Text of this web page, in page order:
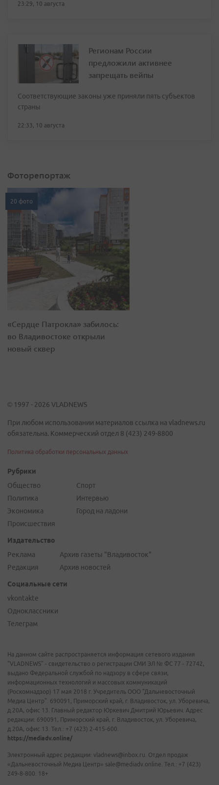
23:29, 10 августа
Регионам России
предложили активнее
запрещать вейпы
Соответствующие законы уже приняли пять субъектов
страны
22:33, 10 августа
Фоторепортаж
20 фото
«Сердце Патрокла» забилось:
во Владивостоке открыли
новый сквер
© 1997 - 2026 VLADNEWS
При любом использовании материалов ссылка на vladnews.ru
обязательна. Коммерческий отдел 8 (423) 249-8800
Политика обработки персональных данных
Рубрики
Общество
Политика
Экономика
Происшествия
Спорт
Интервью
Город на ладони
Издательство
Реклама
Редакция
Архив газеты "Владивосток"
Архив новостей
Социальные сети
vkontakte
Одноклассники
Телеграм
На данном сайте распространяется информация сетевого издания
"VLADNEWS" - свидетельство о регистрации СМИ ЭЛ № ФС 77 - 72742,
выдано Федеральной службой по надзору в сфере связи,
информационных технологий и массовых коммуникаций
(Роскомнадзор) 17 мая 2018 г. Учредитель ООО "Дальневосточный
Медиа Центр". 690091, Приморский край, г. Владивосток, ул. Уборевича,
д.20А, офис 13. Главный редактор Юркевич Дмитрий Юрьевич. Адрес
редакции: 690091, Приморский край, г. Владивосток, ул. Уборевича,
д.20А, офис 13. Тел.: +7 (423) 2-415-600.
https://mediadv.online/
Электронный адрес редакции: vladnews@inbox.ru. Отдел продаж
«Дальневосточный Медиа Центр» sale@mediadv.online. Тел.: +7 (423)
249-8-800. 18+